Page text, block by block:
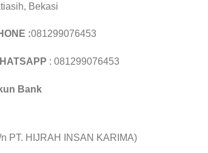
Bekasi
:081299076453
: 081299076453
Bank
n PT. HIJRAH INSAN KARIMA)